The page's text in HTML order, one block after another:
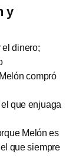
y
el dinero;
compró
que enjuaga
Melón es
que siempre